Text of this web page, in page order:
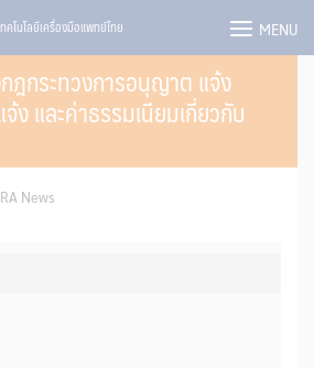
โนโลยีเครื่องมือแพทย์ไทย MENU
ฎกระทวงการอนุญาต แจ้ง
ง และค่าธรรมเนียมเกี่ยวกับ
RA News